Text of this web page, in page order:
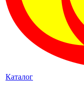
Каталог